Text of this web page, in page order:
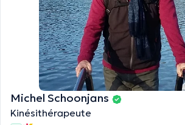
Michel Schoonjans
Kinésithérapeute